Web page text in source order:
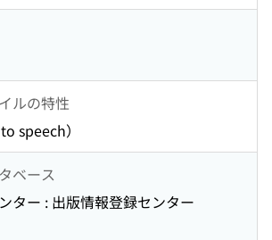
ルの特性
speech）
ベース
ター : 出版情報登録センター